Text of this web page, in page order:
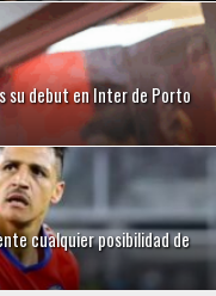
su debut en Inter de Porto
cualquier posibilidad de